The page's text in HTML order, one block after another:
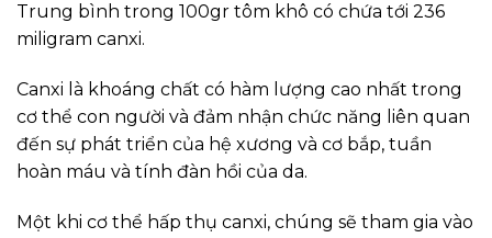
Trung bình trong 100gr tôm khô có chứa tới 236
miligram canxi.
Canxi là khoáng chất có hàm lượng cao nhất trong
cơ thể con người và đảm nhận chức năng liên quan
đến sự phát triển của hệ xương và cơ bắp, tuần
hoàn máu và tính đàn hồi của da.
Một khi cơ thể hấp thụ canxi, chúng sẽ tham gia vào